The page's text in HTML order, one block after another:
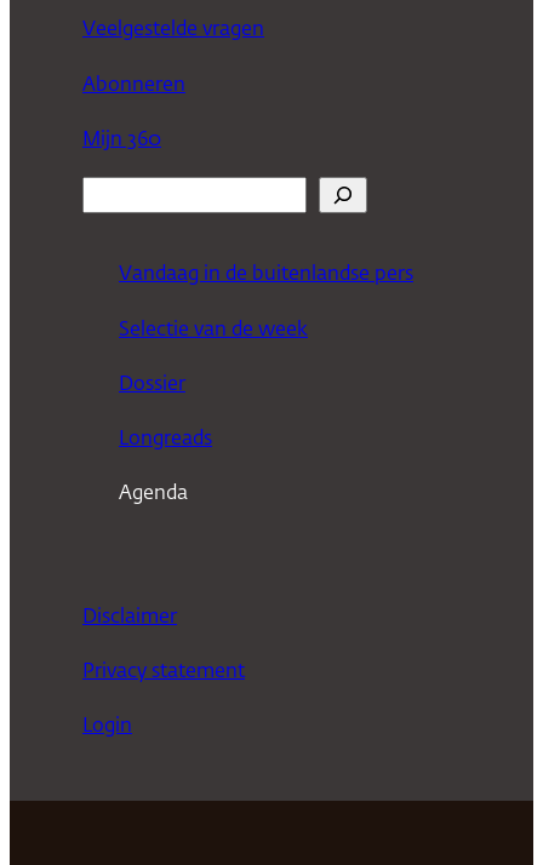
Veelgestelde vragen
Abonneren
Mijn 360
Vandaag in de buitenlandse pers
Selectie van de week
Dossier
Longreads
Agenda
Disclaimer
Privacy statement
Login